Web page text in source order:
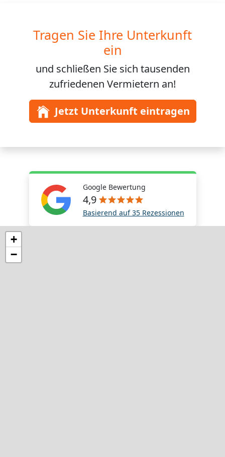
Tragen Sie Ihre Unterkunft
ein
und schließen Sie sich tausenden
zufriedenen Vermietern an!
Jetzt Unterkunft eintragen
Google Bewertung
4,9
Basierend auf 35 Rezessionen
+
−